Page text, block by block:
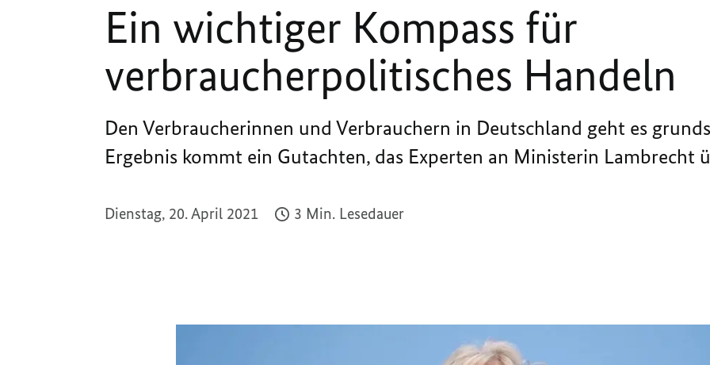
Ein wichtiger Kompass für
verbraucherpolitisches Handeln
Den Verbraucherinnen und Verbrauchern in Deutschland geht es
Ergebnis kommt ein Gutachten, das Experten an Ministerin Lambrecht
Dienstag, 20. April 2021 3 Min. Lesedauer